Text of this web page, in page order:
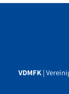
VDMFK |